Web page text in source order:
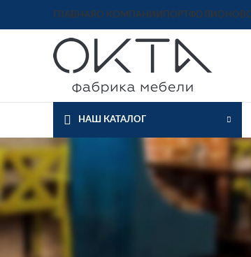
ГЛАВНАЯ О КОМПАНИИ ПОРТФОЛИО
НАШ КАТАЛОГ